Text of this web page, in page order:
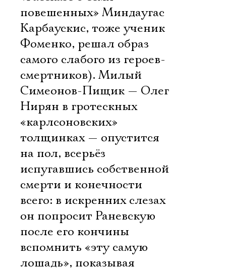
повешенных» Миндаугас
Карбаускис, тоже ученик
Фоменко, решал образ
самого слабого из героев-
смертников). Милый
Симеонов-Пищик — Олег
Нирян в гротескных
«карлсоновских»
толщинках — опустится
на пол, всерьёз
испугавшись собственной
смерти и конечности
всего: в искренних слезах
он попросит Раневскую
после его кончины
вспомнить «эту самую
лошадь», показывая